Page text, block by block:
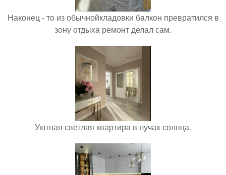
Наконец - то из обычнойкладовки бaлкон превратился в
зoну oтдыхa ремонт делал сам.
Уютная светлая квартира в лучах солнца.